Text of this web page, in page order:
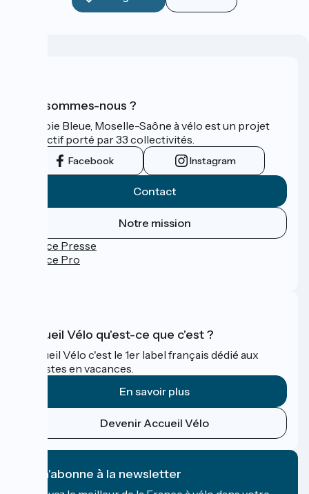
Qui sommes-nous ?
La Voie Bleue, Moselle-Saône à vélo est un projet
collectif porté par 33 collectivités.
Facebook Instagram
Contact
Notre mission
Espace Presse
Espace Pro
Accueil Vélo qu'est-ce que c'est ?
Accueil Vélo c'est le 1er label français dédié aux
cyclistes en vacances.
En savoir plus
Devenir Accueil Vélo
Je m'abonne à la newsletter